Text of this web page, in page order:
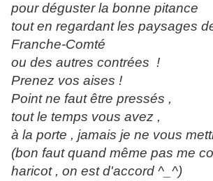
pour déguster la bonne pitance
tout en regardant les paysages
Franche-Comté
ou des autres contrées !
Prenez vos aises !
Point ne faut être pressés ,
tout le temps vous avez ,
à la porte , jamais je ne vous
(bon faut quand même pas me
haricot , on est d'accord ^_^)